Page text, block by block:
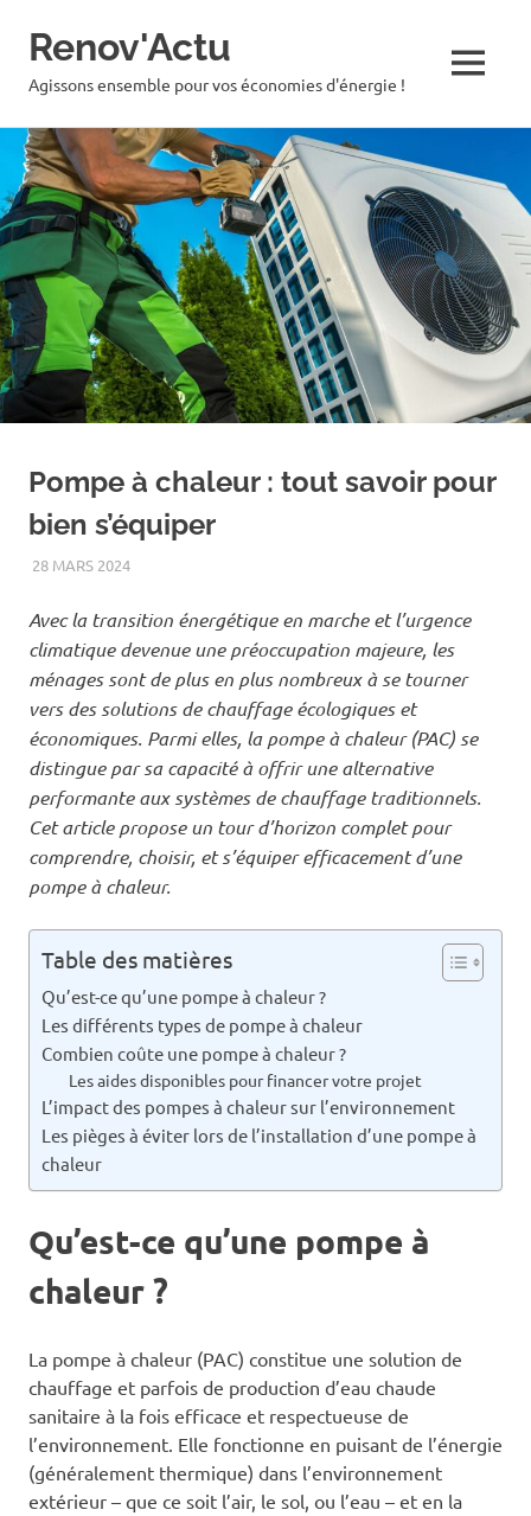
Skip
content
Renov'Actu
Agissons ensemble pour vos économies d'énergie ! MENU
Pompe à chaleur : tout savoir pour
bien s’équiper
28 MARS 2024RÉMI
CHAUFFAGE
Avec la transition énergétique en marche et l’urgence
climatique devenue une préoccupation majeure, les
ménages sont de plus en plus nombreux à se tourner
vers des solutions de chauffage écologiques et
économiques. Parmi elles, la pompe à chaleur (PAC) se
distingue par sa capacité à offrir une alternative
performante aux systèmes de chauffage traditionnels.
Cet article propose un tour d’horizon complet pour
comprendre, choisir, et s’équiper efficacement d’une
pompe à chaleur.
Table des matières
Qu’est-ce qu’une pompe à chaleur ?
Les différents types de pompe à chaleur
Combien coûte une pompe à chaleur ?
Les aides disponibles pour financer votre projet
L’impact des pompes à chaleur sur l’environnement
Les pièges à éviter lors de l’installation d’une pompe à
chaleur
Qu’est-ce qu’une pompe à
chaleur ?
La pompe à chaleur (PAC) constitue une solution de
chauffage et parfois de production d’eau chaude
sanitaire à la fois efficace et respectueuse de
l’environnement. Elle fonctionne en puisant de l’énergie
(généralement thermique) dans l’environnement
extérieur – que ce soit l’air, le sol, ou l’eau – et en la